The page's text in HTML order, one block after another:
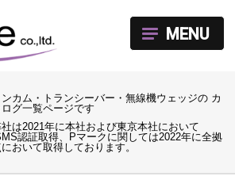
ンカム・トランシーバー・無線機ウェッジの カ
ログ一覧ページです
は2021年に本社および東京本社において
認証取得、Pマークに関しては2022年に全拠
において取得しております。
MENU